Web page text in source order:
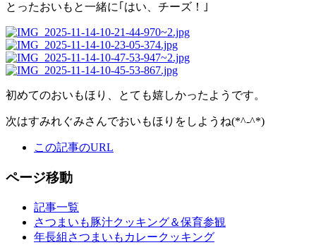
とったおいもと一緒に｢はい、チーズ！｣
初めてのおいもほり、とても嬉しかったようです。
次はすみれぐみさんでおいもほりをしようね(*^-^*)
この記事のURL
ページ移動
記事一覧
さつまいも豚汁クッキング＆保育参観
年長組さつまいもカレークッキング